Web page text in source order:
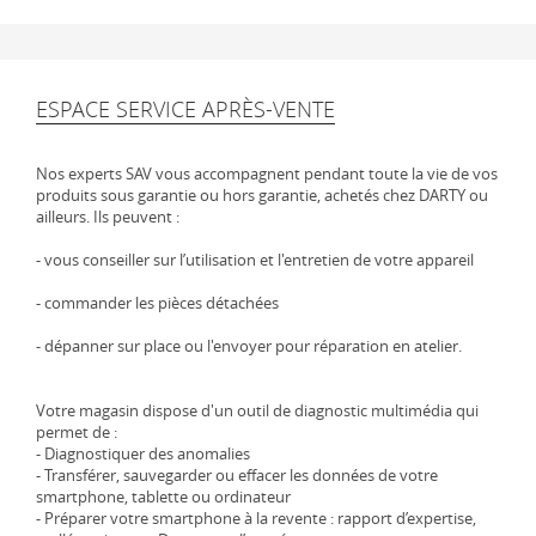
ESPACE SERVICE APRÈS-VENTE
Nos experts SAV vous accompagnent pendant toute la vie de vos
produits sous garantie ou hors garantie, achetés chez DARTY ou
ailleurs. Ils peuvent :
- vous conseiller sur l’utilisation et l'entretien de votre appareil
- commander les pièces détachées
- dépanner sur place ou l'envoyer pour réparation en atelier.
Votre magasin dispose d'un outil de diagnostic multimédia qui
permet de :
- Diagnostiquer des anomalies
- Transférer, sauvegarder ou effacer les données de votre
smartphone, tablette ou ordinateur
- Préparer votre smartphone à la revente : rapport d’expertise,